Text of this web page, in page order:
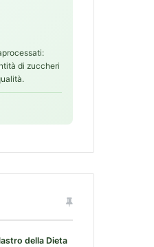
di zuccheri
della Dieta